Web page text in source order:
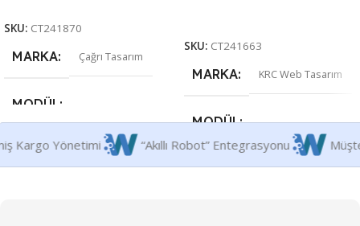
SKU: CT241870
MARKA Çağrı Tasarım
MODÜL
Premium,Premium Plus
SKU: CT241663
MARKA KRC Web Tasarım
MODÜL
Gelişmiş Kargo Yönetimi “Akıllı Robot” Entegrasyonu